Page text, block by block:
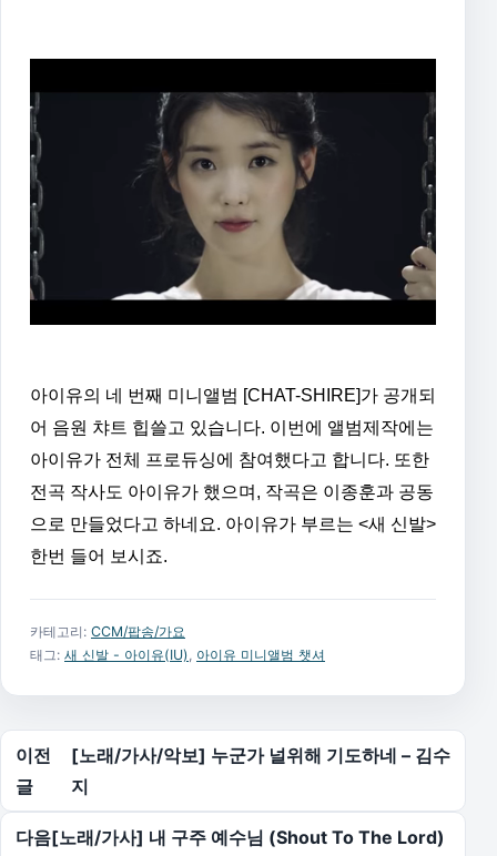
아이유의 네 번째 미니앨범 [CHAT-SHIRE]가 공개되
어 음원 챠트 힙쓸고 있습니다. 이번에 앨범제작에는
아이유가 전체 프로듀싱에 참여했다고 합니다. 또한
전곡 작사도 아이유가 했으며, 작곡은 이종훈과 공동
으로 만들었다고 하네요. 아이유가 부르는 <새 신발>
한번 들어 보시죠.
카테고리: CCM/팝송/가요
태그: 새 신발 - 아이유(IU), 아이유 미니앨범 챗셔
글 탐색
이전
글
[노래/가사/악보] 누군가 널위해 기도하네 – 김수
지
다음[노래/가사] 내 구주 예수님 (Shout To The Lord)